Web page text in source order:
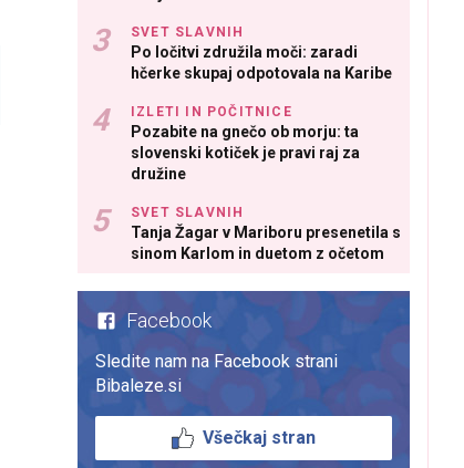
SVET SLAVNIH
Po ločitvi združila moči: zaradi
hčerke skupaj odpotovala na Karibe
IZLETI IN POČITNICE
Pozabite na gnečo ob morju: ta
slovenski kotiček je pravi raj za
družine
SVET SLAVNIH
Tanja Žagar v Mariboru presenetila s
sinom Karlom in duetom z očetom
Facebook
Sledite nam na Facebook strani
Bibaleze.si
Všečkaj stran